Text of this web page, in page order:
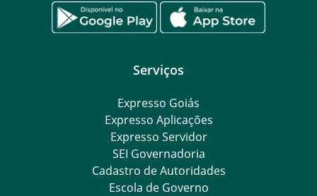
Serviços
Expresso Goiás
Expresso Aplicações
Expresso Servidor
SEI Governadoria
Cadastro de Autoridades
Escola de Governo